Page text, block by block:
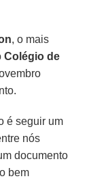
, o mais
Colégio de
é seguir um
nós
documento
bem